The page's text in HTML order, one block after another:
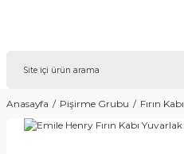
Anasayfa Pişirme Grubu Fırın Kabı